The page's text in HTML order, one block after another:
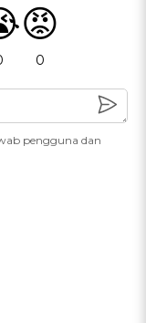
😡
0
pengguna dan